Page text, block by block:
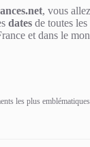
, vous allez
dates de toutes les
et dans le
les plus